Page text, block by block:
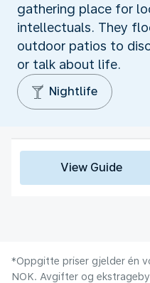
gathering place for
intellectuals. They
outdoor patios to
or talk about life.
Nightlife
View Guide
*Oppgitte priser gjelder én
NOK. Avgifter og